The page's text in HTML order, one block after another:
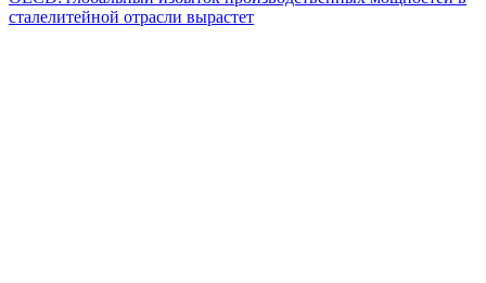
сталелитейной отрасли вырастет